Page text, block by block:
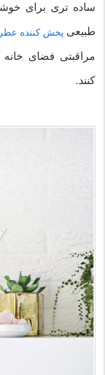
ساده تری برای
طبیعی پخش کننده
مراقبتی فضای
کنند.